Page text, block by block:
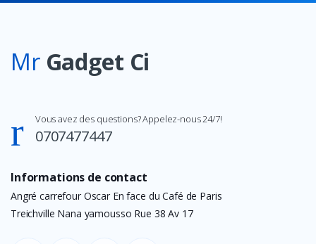
Mr Gadget Ci
Vous avez des questions? Appelez-nous 24/7!
0707477447
Informations de contact
Angré carrefour Oscar En face du Café de Paris
Treichville Nana yamousso Rue 38 Av 17